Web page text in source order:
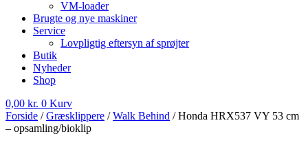
VM-loader
Brugte og nye maskiner
Service
Lovpligtig eftersyn af sprøjter
Butik
Nyheder
Shop
0,00 kr. 0 Kurv
Forside /Græsklippere /Walk Behind / Honda HRX537 VY 53 cm
– opsamling/bioklip